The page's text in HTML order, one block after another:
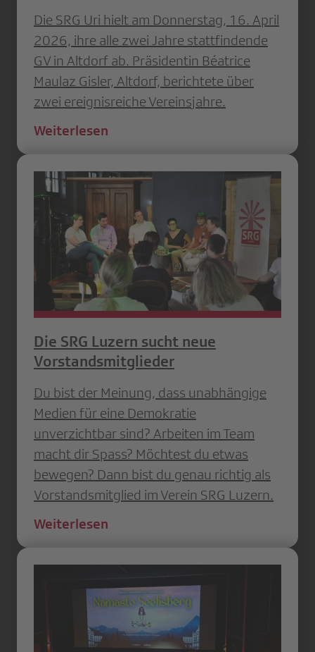
Die SRG Uri hielt am Donnerstag, 16. April
2026, ihre alle zwei Jahre stattfindende
GV in Altdorf ab. Präsidentin Béatrice
Maulaz Gisler, Altdorf, berichtete über
zwei ereignisreiche Vereinsjahre.
Weiterlesen
Die SRG Luzern sucht neue
Vorstandsmitglieder
Du bist der Meinung, dass unabhängige
Medien für eine Demokratie
unverzichtbar sind? Arbeiten im Team
macht dir Spass? Möchtest du etwas
bewegen? Dann bist du genau richtig als
Vorstandsmitglied im Verein SRG Luzern.
Weiterlesen